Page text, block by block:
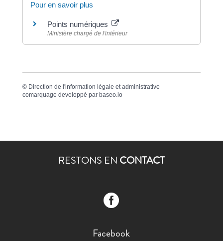
Pour en savoir plus
Points numériques
Ministère chargé de l'intérieur
© Direction de l'information légale et administrative
comarquage developpé par baseo.io
RESTONS EN CONTACT

Facebook